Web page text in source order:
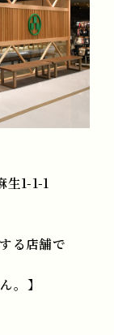
1-1-1
る店舗で
。】